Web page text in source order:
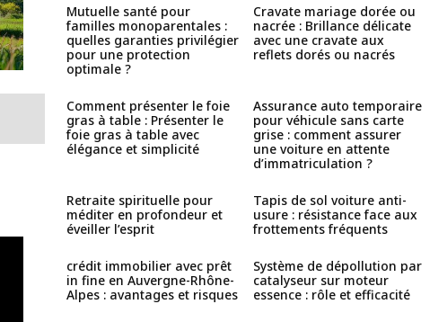
Mutuelle santé pour
familles monoparentales :
quelles garanties privilégier
pour une protection
optimale ?
Cravate mariage dorée ou
nacrée : Brillance délicate
avec une cravate aux
reflets dorés ou nacrés
Comment présenter le foie
gras à table : Présenter le
foie gras à table avec
élégance et simplicité
Assurance auto temporaire
pour véhicule sans carte
grise : comment assurer
une voiture en attente
d’immatriculation ?
Retraite spirituelle pour
méditer en profondeur et
éveiller l’esprit
Tapis de sol voiture anti-
usure : résistance face aux
frottements fréquents
crédit immobilier avec prêt
in fine en Auvergne-Rhône-
Alpes : avantages et risques
Système de dépollution par
catalyseur sur moteur
essence : rôle et efficacité